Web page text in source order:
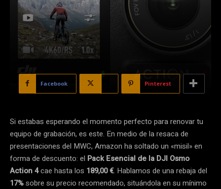
Facebook Pinterest
Si estabas esperando el momento perfecto para renovar tu
equipo de grabación, es este. En medio de la resaca de
presentaciones del MWC, Amazon ha soltado un «misil» en
forma de descuento: el Pack Esencial de la DJI Osmo
Action 4cae hasta los 189,00 €. Hablamos de una rebaja del
17%sobre su precio recomendado, situándola en su mínimo